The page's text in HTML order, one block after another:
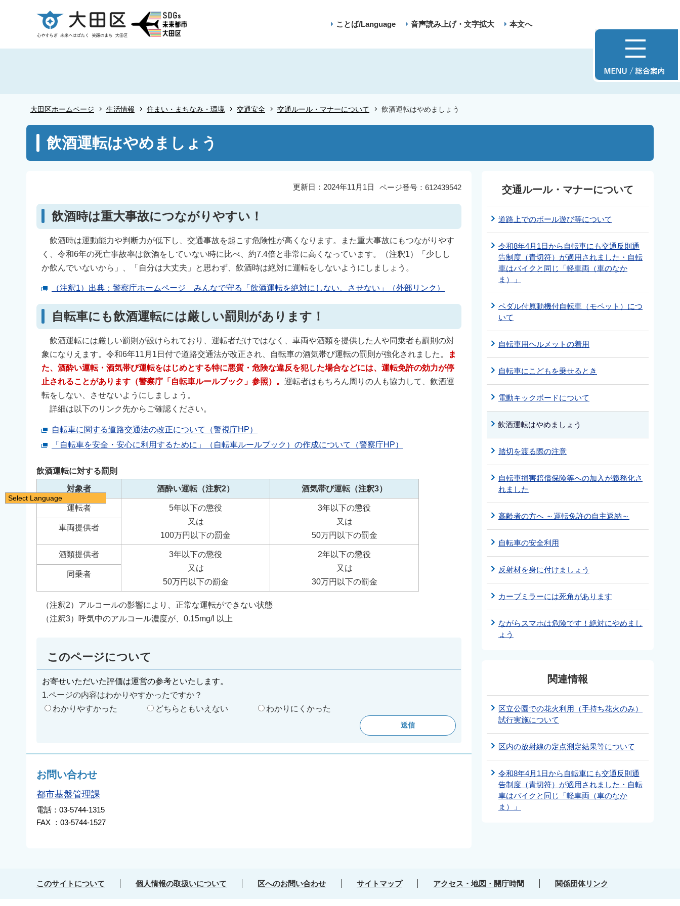
ー
ことば/Language 音声読み上げ・文字拡大 本文へ
大田区ホームページ 生活情報 住まい・まちなみ・環境 交通安全 交通ルール・マナーについて 飲酒運転はやめましょう
こ
飲酒運転はやめましょう
ページ番号：612439542
更新日：2024年11月1日
飲酒時は重大事故につながりやすい！
飲酒時は運動能力や判断力が低下し、交通事故を起こす危険性が高くなります。また重大事故にもつながりやす
く、令和6年の死亡事故率は飲酒をしていない時に比べ、約7.4倍と非常に高くなっています。（注釈1）「少しし
か飲んでいないから」、「自分は大丈夫」と思わず、飲酒時は絶対に運転をしないようにしましょう。
（注釈1）出典：警察庁ホームページ みんなで守る「飲酒運転を絶対にしない、させない」（外部リンク）
自転車にも飲酒運転には厳しい罰則があります！
飲酒運転には厳しい罰則が設けられており、運転者だけではなく、車両や酒類を提供した人や同乗者も罰則の対
象になりえます。令和6年11月1日付で道路交通法が改正され、自転車の酒気帯び運転の罰則が強化されました。
ま
た、酒酔い運転・酒気帯び運転をはじめとする特に悪質・危険な違反を犯した場合などには、運転免許の効力が停
止されることがあります（警察庁「自転車ルールブック」参照）。 運転者はもちろん周りの人も協力して、飲酒運
転をしない、させないようにしましょう。
詳細は以下のリンク先からご確認ください。
自転車に関する道路交通法の改正について（警視庁HP）
「自転車を安全・安心に利用するために」（自転車ルールブック）の作成について（警察庁HP）
飲酒運転に対する罰則
対象者 酒酔い運転（注釈2） 酒気帯び運転（注釈3）
運転者
5年以下の懲役
又は
100万円以下の罰金
3年以下の懲役
又は
50万円以下の罰金
車両提供者
酒類提供者
3年以下の懲役
又は
50万円以下の罰金
2年以下の懲役
又は
30万円以下の罰金
同乗者
（注釈2）アルコールの影響により、正常な運転ができない状態
（注釈3）呼気中のアルコール濃度が、0.15mg/l 以上
このページについて
お寄せいただいた評価は運営の参考といたします。
1.ページの内容はわかりやすかったですか？
わかりやすかった
どちらともいえない わかりにくかった
お問い合わせ
都市基盤管理課
電話：03-5744-1315
FAX ：03-5744-1527
交通ルール・マナーについて
道路上でのボール遊び等について
令和8年4月1日から自転車にも交通反則通
告制度（青切符）が適用されました・自転
車はバイクと同じ「軽車両（車のなか
ま）」
ペダル付原動機付自転車（モペット）につ
いて
自転車用ヘルメットの着用
自転車にこどもを乗せるとき
電動キックボードについて
飲酒運転はやめましょう
踏切を渡る際の注意
自転車損害賠償保険等への加入が義務化さ
れました
高齢者の方へ ～運転免許の自主返納～
自転車の安全利用
反射材を身に付けましょう
カーブミラーには死角があります
ながらスマホは危険です！絶対にやめまし
ょう
関連情報
区立公園での花火利用（手持ち花火のみ）
試行実施について
区内の放射線の定点測定結果等について
令和8年4月1日から自転車にも交通反則通
告制度（青切符）が適用されました・自転
車はバイクと同じ「軽車両（車のなか
ま）」
このサイトについて 個人情報の取扱いについて 区へのお問い合わせ サイトマップ アクセス・地図・開庁時間 関係団体リンク
Select Language
简体中文